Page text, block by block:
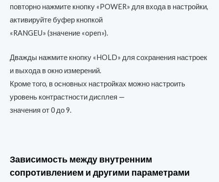
повторно нажмите кнопку «POWER» для входа в настройки,
активируйте буфер кнопкой
«RANGEU» (значение «open»).
Дважды нажмите кнопку «HOLD» для сохранения настроек
и выхода в окно измерений.
Кроме того, в основных настройках можно настроить
уровень контрастности дисплея —
значения от 0 до 9.
Зависимость между внутренним
сопротивлением и другими параметрами